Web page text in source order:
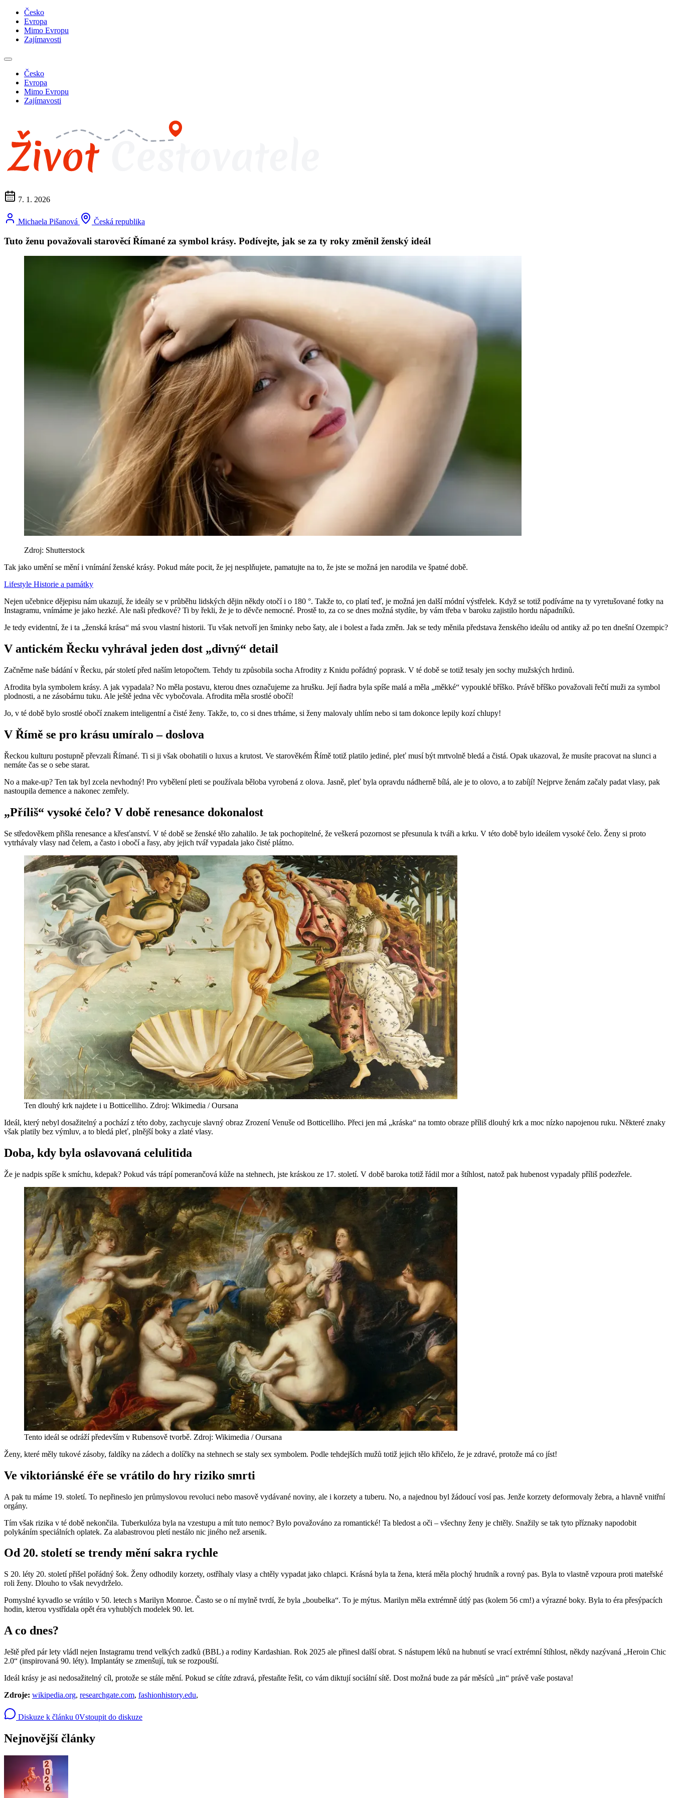
Česko
Evropa
Mimo Evropu
Zajímavosti
Česko
Evropa
Mimo Evropu
Zajímavosti
7. 1. 2026
Michaela Pišanová Česká republika
Tuto ženu považovali starověcí Římané za symbol krásy. Podívejte, jak se za ty roky změnil ženský ideál
Zdroj: Shutterstock
Tak jako umění se mění i vnímání ženské krásy. Pokud máte pocit, že jej nesplňujete, pamatujte na to, že jste se možná jen narodila ve špatné době.
Lifestyle Historie a památky
Nejen učebnice dějepisu nám ukazují, že ideály se v průběhu lidských dějin někdy otočí i o 180 °. Takže to, co platí teď, je možná jen další módní výstřelek. Když se totiž podíváme na ty vyretušované fotky na
Instagramu, vnímáme je jako hezké. Ale naši předkové? Ti by řekli, že je to děvče nemocné. Prostě to, za co se dnes možná stydíte, by vám třeba v baroku zajistilo hordu nápadníků.
Je tedy evidentní, že i ta „ženská krása“ má svou vlastní historii. Tu však netvoří jen šminky nebo šaty, ale i bolest a řada změn. Jak se tedy měnila představa ženského ideálu od antiky až po ten dnešní Ozempic?
V antickém Řecku vyhrával jeden dost „divný“ detail
Začněme naše bádání v Řecku, pár století před naším letopočtem. Tehdy tu způsobila socha Afrodity z Knidu pořádný poprask. V té době se totiž tesaly jen sochy mužských hrdinů.
Afrodita byla symbolem krásy. A jak vypadala? No měla postavu, kterou dnes označujeme za hrušku. Její ňadra byla spíše malá a měla „měkké“ vypouklé bříško. Právě bříško považovali řečtí muži za symbol
plodnosti, a ne zásobárnu tuku. Ale ještě jedna věc vybočovala. Afrodita měla srostlé obočí!
Jo, v té době bylo srostlé obočí znakem inteligentní a čisté ženy. Takže, to, co si dnes trháme, si ženy malovaly uhlím nebo si tam dokonce lepily kozí chlupy!
V Římě se pro krásu umíralo – doslova
Řeckou kulturu postupně převzali Římané. Ti si ji však obohatili o luxus a krutost. Ve starověkém Římě totiž platilo jediné, pleť musí být mrtvolně bledá a čistá. Opak ukazoval, že musíte pracovat na slunci a
nemáte čas se o sebe starat.
No a make-up? Ten tak byl zcela nevhodný! Pro vybělení pleti se používala běloba vyrobená z olova. Jasně, pleť byla opravdu nádherně bílá, ale je to olovo, a to zabíjí! Nejprve ženám začaly padat vlasy, pak
nastoupila demence a nakonec zemřely.
„Příliš“ vysoké čelo? V době renesance dokonalost
Se středověkem přišla renesance a křesťanství. V té době se ženské tělo zahalilo. Je tak pochopitelné, že veškerá pozornost se přesunula k tváři a krku. V této době bylo ideálem vysoké čelo. Ženy si proto
vytrhávaly vlasy nad čelem, a často i obočí a řasy, aby jejich tvář vypadala jako čisté plátno.
Ten dlouhý krk najdete i u Botticelliho. Zdroj: Wikimedia / Oursana
Ideál, který nebyl dosažitelný a pochází z této doby, zachycuje slavný obraz Zrození Venuše od Botticelliho. Přeci jen má „kráska“ na tomto obraze příliš dlouhý krk a moc nízko napojenou ruku. Některé znaky
však platily bez výmluv, a to bledá pleť, plnější boky a zlaté vlasy.
Doba, kdy byla oslavovaná celulitida
Že je nadpis spíše k smíchu, kdepak? Pokud vás trápí pomerančová kůže na stehnech, jste kráskou ze 17. století. V době baroka totiž řádil mor a štíhlost, natož pak hubenost vypadaly příliš podezřele.
Tento ideál se odráží především v Rubensově tvorbě. Zdroj: Wikimedia / Oursana
Ženy, které měly tukové zásoby, faldíky na zádech a dolíčky na stehnech se staly sex symbolem. Podle tehdejších mužů totiž jejich tělo křičelo, že je zdravé, protože má co jíst!
Ve viktoriánské éře se vrátilo do hry riziko smrti
A pak tu máme 19. století. To nepřineslo jen průmyslovou revoluci nebo masově vydávané noviny, ale i korzety a tuberu. No, a najednou byl žádoucí vosí pas. Jenže korzety deformovaly žebra, a hlavně vnitřní
orgány.
Tím však rizika v té době nekončila. Tuberkulóza byla na vzestupu a mít tuto nemoc? Bylo považováno za romantické! Ta bledost a oči – všechny ženy je chtěly. Snažily se tak tyto příznaky napodobit
polykáním speciálních oplatek. Za alabastrovou pletí nestálo nic jiného než arsenik.
Od 20. století se trendy mění sakra rychle
S 20. léty 20. století přišel pořádný šok. Ženy odhodily korzety, ostříhaly vlasy a chtěly vypadat jako chlapci. Krásná byla ta žena, která měla plochý hrudník a rovný pas. Byla to vlastně vzpoura proti mateřské
roli ženy. Dlouho to však nevydrželo.
Pomyslné kyvadlo se vrátilo v 50. letech s Marilyn Monroe. Často se o ní mylně tvrdí, že byla „boubelka“. To je mýtus. Marilyn měla extrémně útlý pas (kolem 56 cm!) a výrazné boky. Byla to éra přesýpacích
hodin, kterou vystřídala opět éra vyhublých modelek 90. let.
A co dnes?
Ještě před pár lety vládl nejen Instagramu trend velkých zadků (BBL) a rodiny Kardashian. Rok 2025 ale přinesl další obrat. S nástupem léků na hubnutí se vrací extrémní štíhlost, někdy nazývaná „Heroin Chic
2.0“ (inspirovaná 90. léty). Implantáty se zmenšují, tuk se rozpouští.
Ideál krásy je asi nedosažitelný cíl, protože se stále mění. Pokud se cítíte zdravá, přestaňte řešit, co vám diktují sociální sítě. Dost možná bude za pár měsíců „in“ právě vaše postava!
Zdroje: wikipedia.org, researchgate.com, fashionhistory.edu,
Diskuze k článku 0Vstoupit do diskuze
Nejnovější články